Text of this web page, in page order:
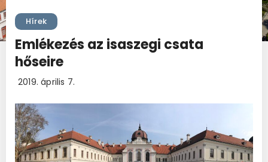
Hírek
Emlékezés az isaszegi csata
hőseire
2019. április 7.